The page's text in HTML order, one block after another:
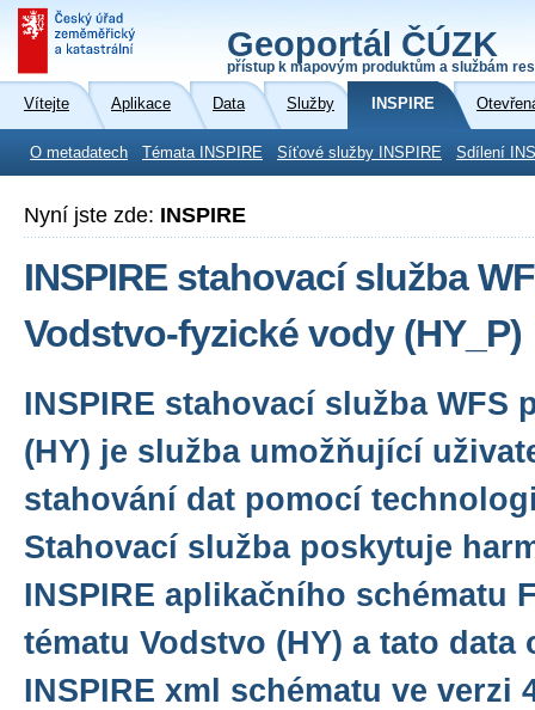
Geoportál ČÚZK
přístup k mapovým produktům a službám
Vítejte Aplikace Data Služby INSPIRE
O metadatech Témata INSPIRE Síťové služby INSPIRE Sdílení
Nyní jste zde: INSPIRE
INSPIRE stahovací služba
Vodstvo-fyzické vody (HY_P)
INSPIRE stahovací služba WFS
(HY) je služba umožňující
stahování dat pomocí
Stahovací služba poskytuje
INSPIRE aplikačního schématu
tématu Vodstvo (HY) a tato data
INSPIRE xml schématu ve verzi